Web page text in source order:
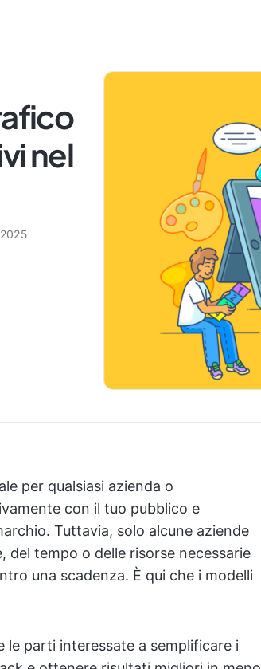
nel
per qualsiasi azienda o
con il tuo pubblico e
Tuttavia, solo alcune aziende
tempo o delle risorse necessarie
una scadenza. È qui che i modelli
le parti interessate a semplificare i